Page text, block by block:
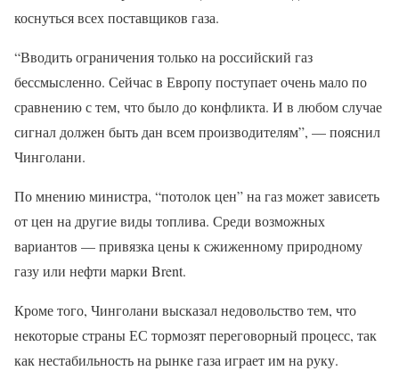
коснуться всех поставщиков газа.
“Вводить ограничения только на российский газ
бессмысленно. Сейчас в Европу поступает очень мало по
сравнению с тем, что было до конфликта. И в любом случае
сигнал должен быть дан всем производителям”, — пояснил
Чинголани.
По мнению министра, “потолок цен” на газ может зависеть
от цен на другие виды топлива. Среди возможных
вариантов — привязка цены к сжиженному природному
газу или нефти марки Brent.
Кроме того, Чинголани высказал недовольство тем, что
некоторые страны ЕС тормозят переговорный процесс, так
как нестабильность на рынке газа играет им на руку.